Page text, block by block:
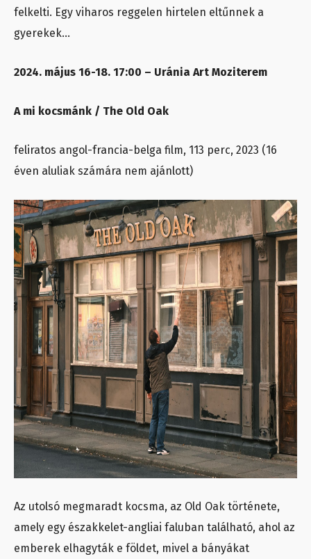
felkelti. Egy viharos reggelen hirtelen eltűnnek a
gyerekek…
2024. május 16-18. 17:00 – Uránia Art Moziterem
A mi kocsmánk / The Old Oak
feliratos angol-francia-belga film, 113 perc, 2023 (16
éven aluliak számára nem ajánlott)
Az utolsó megmaradt kocsma, az Old Oak története,
amely egy északkelet-angliai faluban található, ahol az
emberek elhagyták e földet, mivel a bányákat